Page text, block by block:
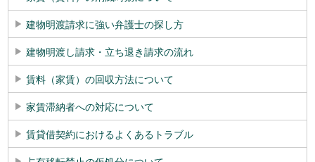
建物明渡請求に強い弁護士の探し方
建物明渡し請求・立ち退き請求の流れ
賃料（家賃）の回収方法について
家賃滞納者への対応について
賃貸借契約におけるよくあるトラブル